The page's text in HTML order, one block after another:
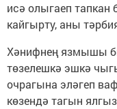
исә олыгаеп тапкан
кайгырту, аны
Хәнифнең язмышы
төзелешкә эшкә
очрагына эләгеп
көзендә тагын